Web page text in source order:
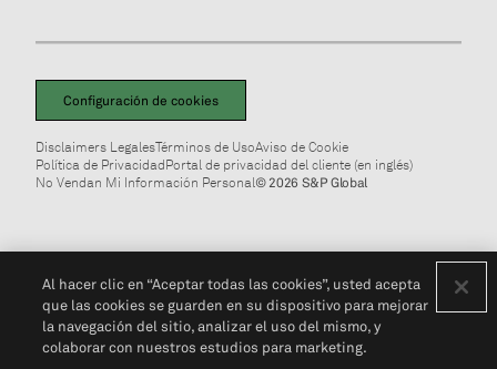
Configuración de cookies
Disclaimers LegalesTérminos de UsoAviso de Cookie
Política de PrivacidadPortal de privacidad del cliente (en inglés)
No Vendan Mi Información Personal© 2026 S&P Global
Al hacer clic en “Aceptar todas las cookies”, usted acepta
que las cookies se guarden en su dispositivo para mejorar
la navegación del sitio, analizar el uso del mismo, y
colaborar con nuestros estudios para marketing.